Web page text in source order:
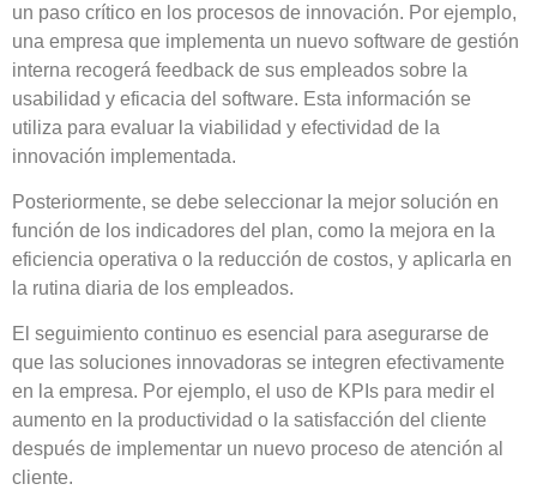
un paso crítico en los procesos de innovación. Por ejemplo,
una empresa que implementa un nuevo software de gestión
interna recogerá feedback de sus empleados sobre la
usabilidad y eficacia del software. Esta información se
utiliza para evaluar la viabilidad y efectividad de la
innovación implementada.
Posteriormente, se debe seleccionar la mejor solución en
función de los indicadores del plan, como la mejora en la
eficiencia operativa o la reducción de costos, y aplicarla en
la rutina diaria de los empleados.
El seguimiento continuo es esencial para asegurarse de
que las soluciones innovadoras se integren efectivamente
en la empresa. Por ejemplo, el uso de KPIs para medir el
aumento en la productividad o la satisfacción del cliente
después de implementar un nuevo proceso de atención al
cliente.